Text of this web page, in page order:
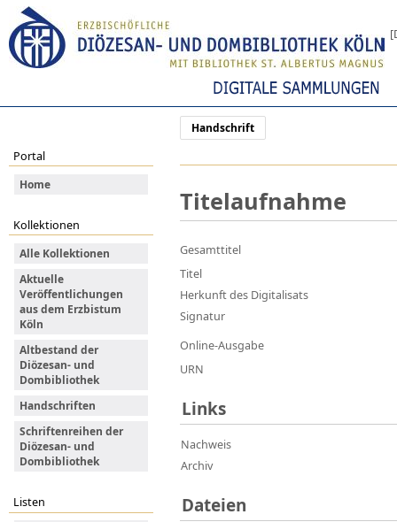
Handschrift
Portal
Home
Kollektionen
Alle Kollektionen
Aktuelle
Veröffentlichungen
aus dem Erzbistum
Köln
Altbestand der
Diözesan- und
Dombibliothek
Handschriften
Schriftenreihen der
Diözesan- und
Dombibliothek
Listen
Titelaufnahme
Gesamttitel
Titel
Herkunft des Digitalisats
Signatur
Online-Ausgabe
URN
Links
Nachweis
Archiv
Dateien